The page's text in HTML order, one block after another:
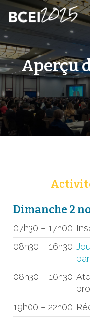
Skip
main
content
Aperçu
Dimanche 2
07h30 – 17h00
08h30 – 16h30
08h30 – 16h30
19h00 – 22h00